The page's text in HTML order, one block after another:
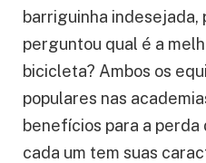
barriguinha indesejada,
perguntou qual é a
bicicleta? Ambos os
populares nas
benefícios para a perda
cada um tem suas